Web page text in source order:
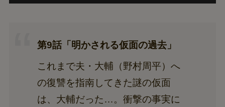
第9話「明かされる仮面の過去」
これまで夫・大輔（野村周平）へ
の復讐を指南してきた謎の仮面
は、大輔だった…。衝撃の事実に